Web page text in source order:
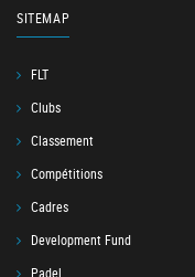
SITEMAP
FLT
Clubs
Classement
Compétitions
Cadres
Development Fund
Padel